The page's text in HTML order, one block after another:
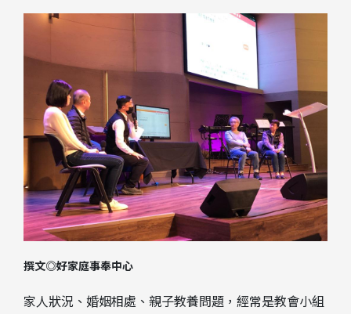
撰文◎好家庭事奉中心
家人狀況、婚姻相處、親子教養問題，經常是教會小組